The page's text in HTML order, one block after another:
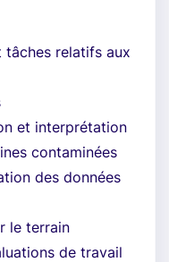
relatifs aux
et interprétation
contaminées
des données
le terrain
de travail